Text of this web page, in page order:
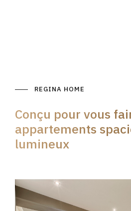
REGINA HOME
Conçu pour vous
appartements
lumineux